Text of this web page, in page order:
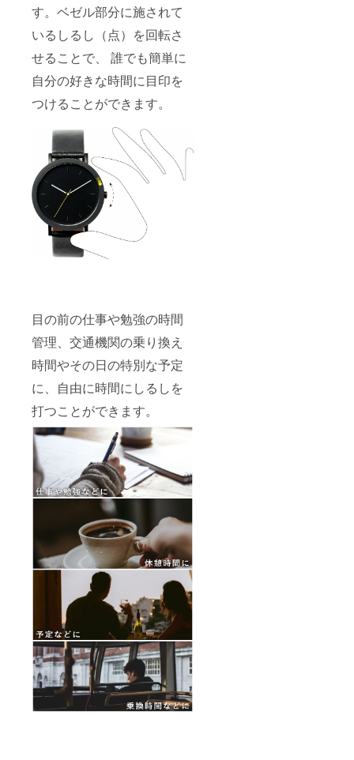
す。ベゼル部分に施されて
いるしるし（点）を回転さ
せることで、 誰でも簡単に
自分の好きな時間に目印を
つけることができます。
目の前の仕事や勉強の時間
管理、交通機関の乗り換え
時間やその日の特別な予定
に、自由に時間にしるしを
打つことができます。